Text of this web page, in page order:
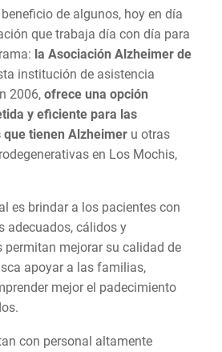
de algunos, hoy en día
que trabaja día con día para
la Asociación Alzheimer de
institución de asistencia
2006, ofrece una opción
y eficiente para las
que tienen Alzheimer u otras
en Los Mochis,
es brindar a los pacientes con
adecuados, cálidos y
permitan mejorar su calidad de
apoyar a las familias,
mejor el padecimiento
con personal altamente